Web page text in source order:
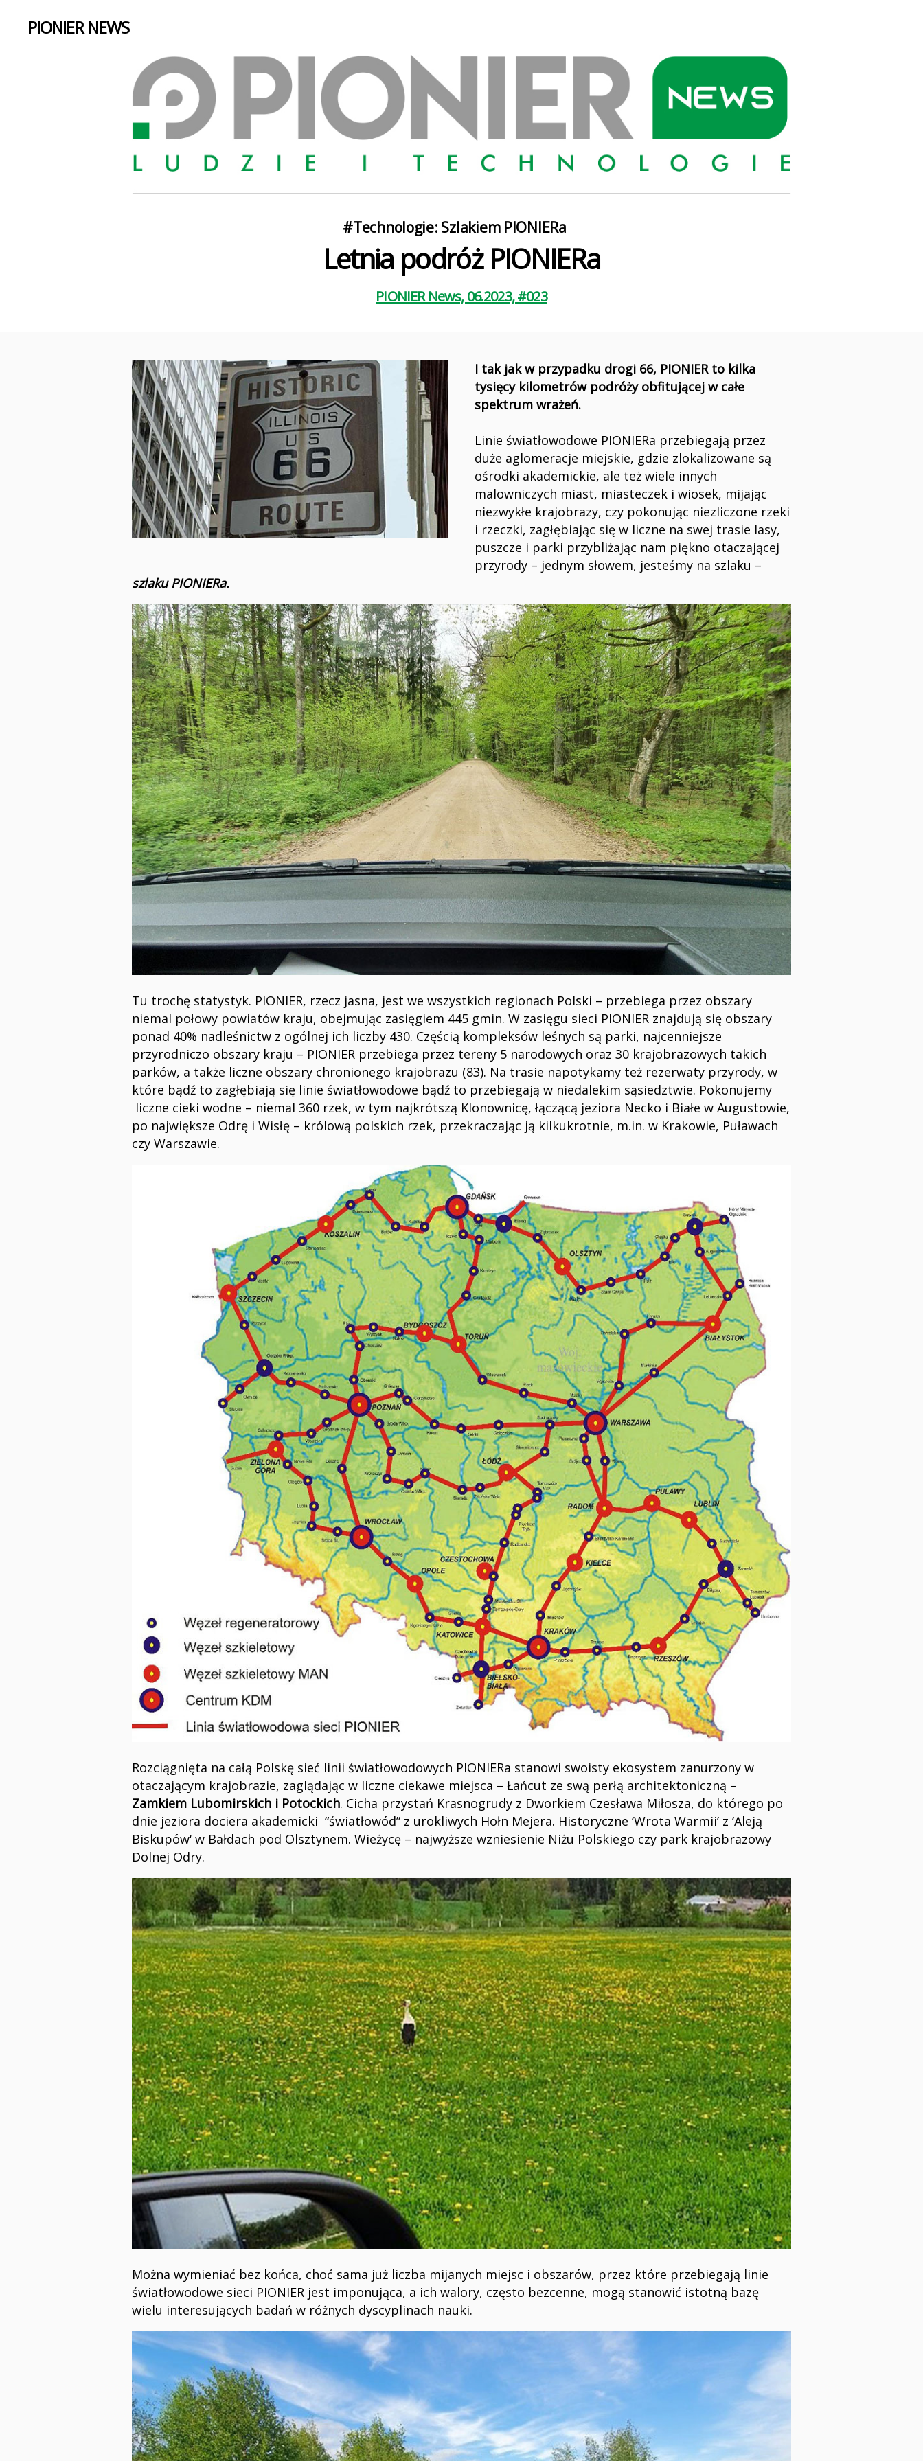
PIONIER NEWS
Kategorie
#Technologie: Szlakiem PIONIERa
Letnia podróż PIONIERa
PIONIER News, 06.2023, #023
I tak jak w przypadku drogi 66, PIONIER to kilka
tysięcy kilometrów podróży obfitującej w całe
spektrum wrażeń.
Linie światłowodowe PIONIERa przebiegają przez
duże aglomeracje miejskie, gdzie zlokalizowane są
ośrodki akademickie, ale też wiele innych
malowniczych miast, miasteczek i wiosek, mijając
niezwykłe krajobrazy, czy pokonując niezliczone rzeki
i rzeczki, zagłębiając się w liczne na swej trasie lasy,
puszcze i parki przybliżając nam piękno otaczającej
przyrody – jednym słowem, jesteśmy na szlaku –
szlaku PIONIERa.
Tu trochę statystyk. PIONIER, rzecz jasna, jest we wszystkich regionach Polski – przebiega przez obszary
niemal połowy powiatów kraju, obejmując zasięgiem 445 gmin. W zasięgu sieci PIONIER znajdują się obszary
ponad 40% nadleśnictw z ogólnej ich liczby 430. Częścią kompleksów leśnych są parki, najcenniejsze
przyrodniczo obszary kraju – PIONIER przebiega przez tereny 5 narodowych oraz 30 krajobrazowych takich
parków, a także liczne obszary chronionego krajobrazu (83). Na trasie napotykamy też rezerwaty przyrody, w
które bądź to zagłębiają się linie światłowodowe bądź to przebiegają w niedalekim sąsiedztwie. Pokonujemy
liczne cieki wodne – niemal 360 rzek, w tym najkrótszą Klonownicę, łączącą jeziora Necko i Białe w Augustowie,
po największe Odrę i Wisłę – królową polskich rzek, przekraczając ją kilkukrotnie, m.in. w Krakowie, Puławach
czy Warszawie.
Rozciągnięta na całą Polskę sieć linii światłowodowych PIONIERa stanowi swoisty ekosystem zanurzony w
otaczającym krajobrazie, zaglądając w liczne ciekawe miejsca – Łańcut ze swą perłą architektoniczną –
Zamkiem Lubomirskich i Potockich. Cicha przystań Krasnogrudy z Dworkiem Czesława Miłosza, do którego po
dnie jeziora dociera akademicki “światłowód” z urokliwych Hołn Mejera. Historyczne ‘Wrota Warmii’ z ‘Aleją
Biskupów‘ w Bałdach pod Olsztynem. Wieżycę – najwyższe wzniesienie Niżu Polskiego czy park krajobrazowy
Dolnej Odry.
Można wymieniać bez końca, choć sama już liczba mijanych miejsc i obszarów, przez które przebiegają linie
światłowodowe sieci PIONIER jest imponująca, a ich walory, często bezcenne, mogą stanowić istotną bazę
wielu interesujących badań w różnych dyscyplinach nauki.